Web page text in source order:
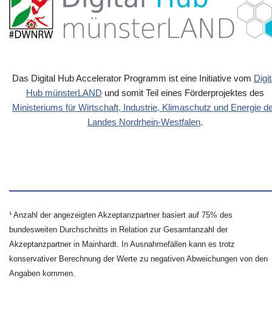
Das Digital Hub Accelerator Programm ist eine Initiative vom
Hub münsterLAND und somit Teil eines Förderprojektes des
Ministeriums für Wirtschaft, Industrie, Klimaschutz und Energie
Landes Nordrhein-Westfalen.
¹ Anzahl der angezeigten Akzeptanzpartner basiert auf 75% des
bundesweiten Durchschnitts in Relation zur Gesamtanzahl der
Akzeptanzpartner in Mainhardt. In Ausnahmefällen kann es trotz
konservativer Berechnung der Werte zu negativen Abweichungen von den
Angaben kommen.